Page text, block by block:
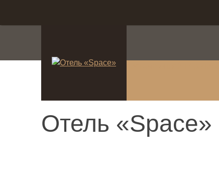
Отель «Space»